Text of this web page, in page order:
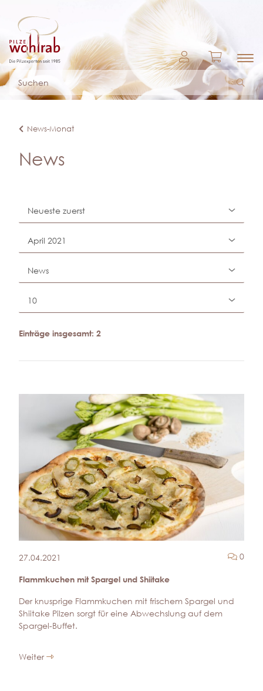
News-Monat
News
Einträge insgesamt: 2
27.04.2021 0
Flammkuchen mit Spargel und Shiitake
Der knusprige Flammkuchen mit frischem Spargel und
Shiitake Pilzen sorgt für eine Abwechslung auf dem
Spargel-Buffet.
Weiter